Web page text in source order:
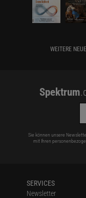
WEITERE
Spektrum
Sie können unsere
mit Ihren
SERVICES
Newsletter